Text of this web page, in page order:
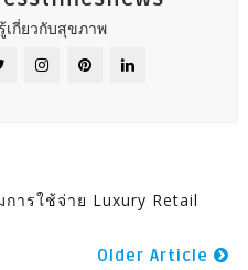
เกี่ยวกับสุขภาพ
ารใช้จ่าย Luxury Retail
Older Article